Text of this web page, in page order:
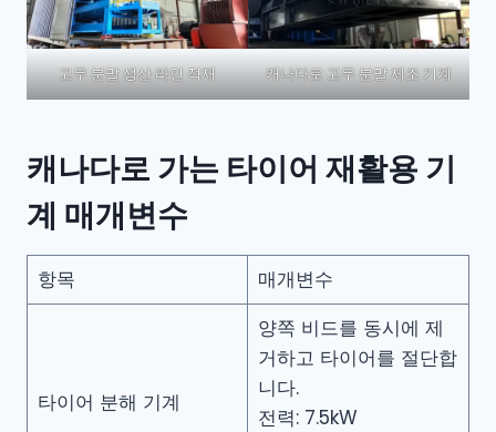
고무 분말 생산 라인 적재 캐나다로 고무 분말 제조 기계
캐나다로 가는 타이어 재활용 기
계 매개변수
항목 매개변수
타이어 분해 기계
양쪽 비드를 동시에 제
거하고 타이어를 절단합
니다.
전력: 7.5kW